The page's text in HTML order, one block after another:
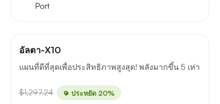
Port
อัลตา-X10
แผนที่ดีที่สุดเพื่อประสิทธิภาพสูงสุด! พลังมากขึ้น 5 เท่า
$1,297.24 ประหยัด 20%